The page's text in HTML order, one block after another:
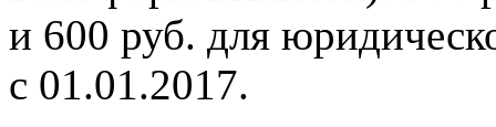
и 600 руб. для
с 01.01.2017.